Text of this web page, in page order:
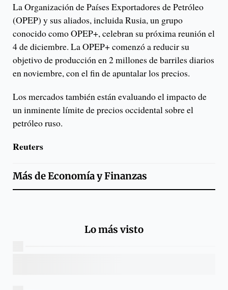
La Organización de Países Exportadores de Petróleo
(OPEP) y sus aliados, incluida Rusia, un grupo
conocido como OPEP+, celebran su próxima reunión el
4 de diciembre. La OPEP+ comenzó a reducir su
objetivo de producción en 2 millones de barriles diarios
en noviembre, con el fin de apuntalar los precios.
Los mercados también están evaluando el impacto de
un inminente límite de precios occidental sobre el
petróleo ruso.
Reuters
Más deEconomía y Finanzas
Lo más visto